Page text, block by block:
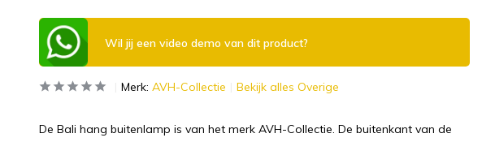
Wil jij een video demo van dit product?
Merk: AVH-Collectie Bekijk alles Overige
De Bali hang buitenlamp is van het merk AVH-Collectie. De buitenkant van de